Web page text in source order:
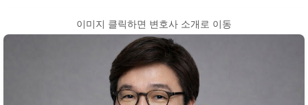
이미지 클릭하면 변호사 소개로 이동